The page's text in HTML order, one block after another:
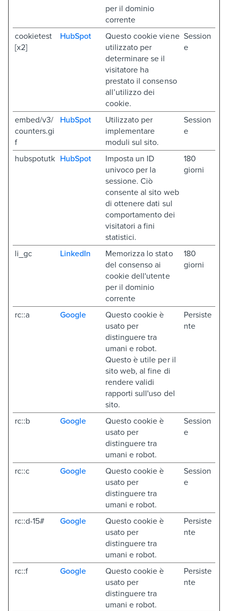
per il dominio
corrente
cookietest
[x2]
HubSpot
Questo cookie viene
utilizzato per
determinare se il
visitatore ha
prestato il consenso
all’utilizzo dei
cookie.
Session
e
embed/v3/
counters.gi
f
HubSpot
Utilizzato per
implementare
moduli sul sito.
Session
e
hubspotutk HubSpot
Imposta un ID
univoco per la
sessione. Ciò
consente al sito web
di ottenere dati sul
comportamento dei
visitatori a fini
statistici.
180
giorni
li_gc LinkedIn
Memorizza lo stato
del consenso ai
cookie dell'utente
per il dominio
corrente
180
giorni
rc::a Google
Questo cookie è
usato per
distinguere tra
umani e robot.
Questo è utile per il
sito web, al fine di
rendere validi
rapporti sull'uso del
sito.
Persiste
nte
rc::b Google
Questo cookie è
usato per
distinguere tra
umani e robot.
Session
e
rc::c Google
Questo cookie è
usato per
distinguere tra
umani e robot.
Session
e
rc::d-15# Google
Questo cookie è
usato per
distinguere tra
umani e robot.
Persiste
nte
rc::f Google
Questo cookie è
usato per
distinguere tra
umani e robot.
Persiste
nte